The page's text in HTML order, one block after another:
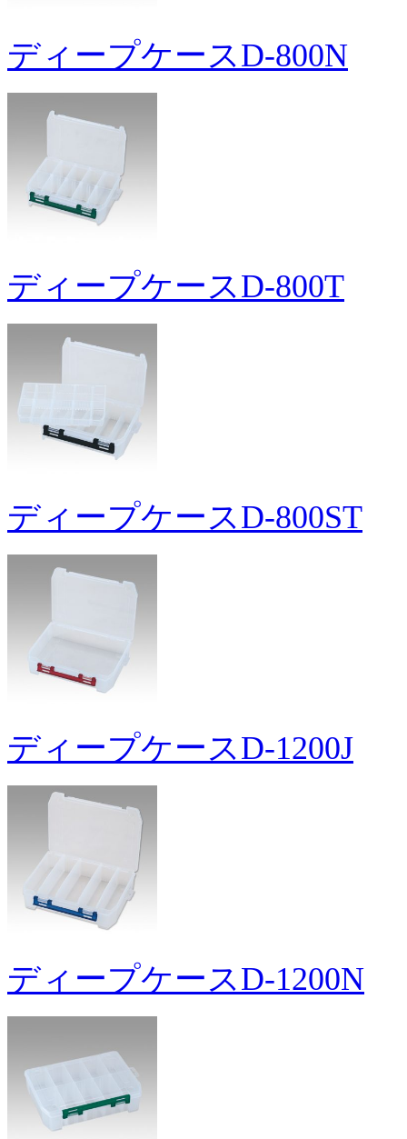
ディープケースD-800N
ディープケースD-800T
ディープケースD-800ST
ディープケースD-1200J
ディープケースD-1200N